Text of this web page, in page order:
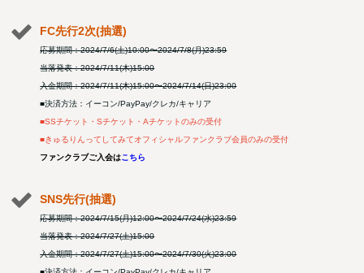
FC先行2次(抽選)
応募期間：2024/7/6(土)10:00〜2024/7/8(月)23:59
当落発表：2024/7/11(木)15:00
入金期間：2024/7/11(木)15:00〜2024/7/14(日)23:00
■決済方法：イーコン/PayPay/クレカ/キャリア
■SSチケット・Sチケット・Aチケットのみの受付
■きゅるりんってしてみてオフィシャルファンクラブ会員のみの受付
ファンクラブご入会はこちら
SNS先行(抽選)
応募期間：2024/7/15(月)12:00〜2024/7/24(水)23:59
当落発表：2024/7/27(土)15:00
入金期間：2024/7/27(土)15:00〜2024/7/30(火)23:00